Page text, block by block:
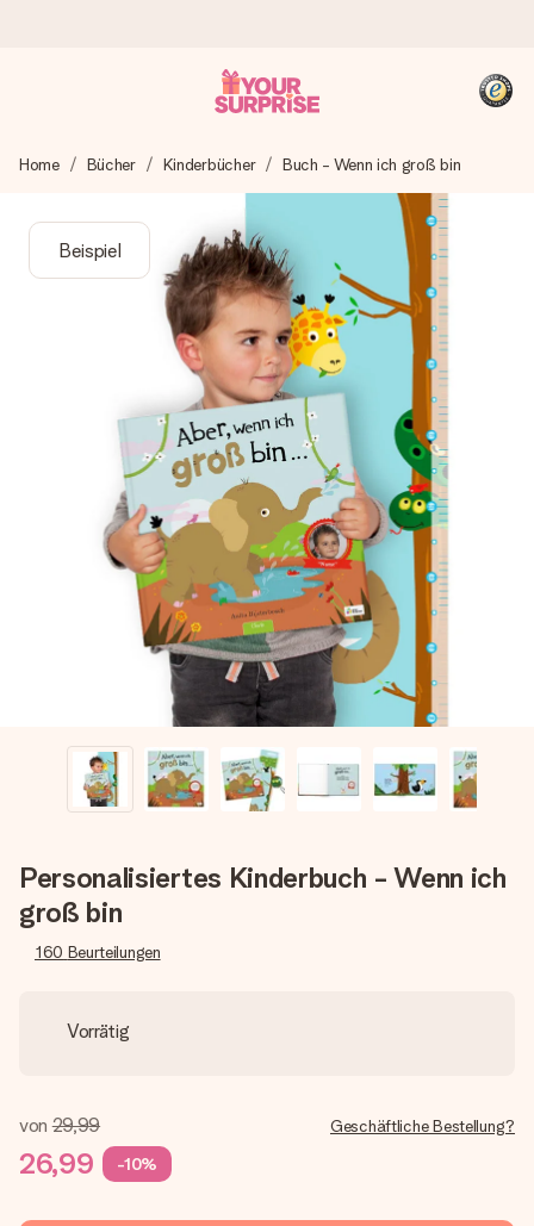
Wir bereiten dein Geschenk sorgfältig vor und schicken es
blitzschnell – damit du es genau zum richtigen Zeitpunkt
überreichen kannst, wenn es am meisten zählt.
4,8 (basierend auf +15.000 Bewertungen)
Unsere Geschenke begeistern. Kunden bewerten uns mit
4,8 bei Google Reviews (Gesamtergebnis aller Länder, in
die wir versenden).
+49 39292 929695
Montag - Freitag : 8:30 - 17:00 Uhr
Samstag - Sonntag : 8:30 - 13:00 Uhr
Home Bücher Kinderbücher Buch - Wenn ich groß bin
Beispiel
Personalisiertes Kinderbuch - Wenn ich
groß bin
160 Beurteilungen
Vorrätig
von 29,99
26,99 -10%
Geschäftliche Bestellung?